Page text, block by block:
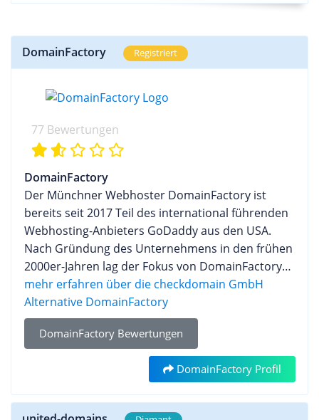
DomainFactory Registriert
77 Bewertungen
DomainFactory
Der Münchner Webhoster DomainFactory ist
bereits seit 2017 Teil des international führenden
Webhosting-Anbieters GoDaddy aus den USA.
Nach Gründung des Unternehmens in den frühen
2000er-Jahren lag der Fokus von DomainFactory
eine Zeit lang vor allem auf dem Domaingeschäft.
Mit mehr als 1,3 Millionen verwalteten
Domainnamen gehört der Anbieter noch heute in
diesem Bereich zu den größten Unternehmen im
deutschsprachigen Raum. Über die Jahre wurde
das Angebot an Webhosting Dienstleistungen
stetig ausgebaut und erweitert. Mittlerweile bietet
das Unternehmen eine breite Palette an Services
mehr erfahren über die checkdomain GmbH
Alternative DomainFactory
DomainFactory Bewertungen
DomainFactory Profil